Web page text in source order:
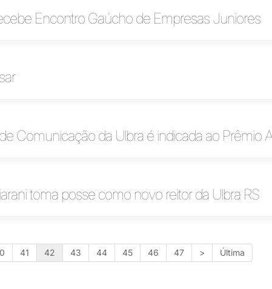
Encontro Gaúcho de Empresas Juniores
Comunicação da Ulbra é indicada ao Prêmio
toma posse como novo reitor da Ulbra RS
41 42 43 44 45 46 47 > Última